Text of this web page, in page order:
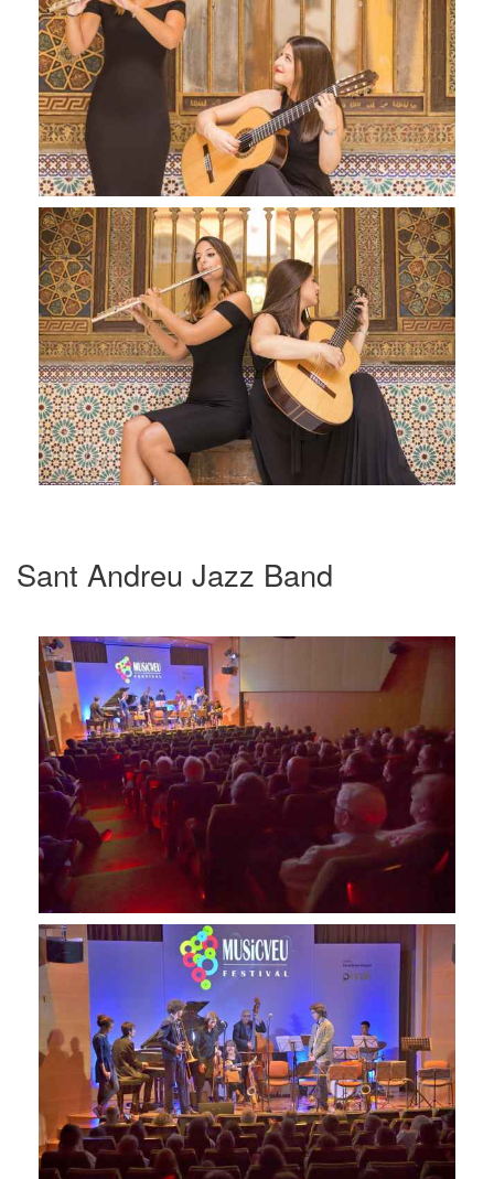
Sant Andreu Jazz Band